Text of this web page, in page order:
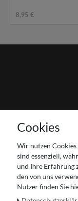
8,95 €
Cookies
Wir nutzen Cookies
sind essenziell,
und Ihre Erfahrung
den von uns
Nutzer finden Sie